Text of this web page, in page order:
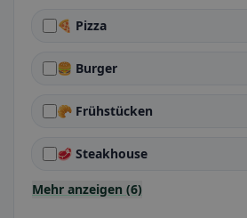
🍕 Pizza
🍔 Burger
🥐 Frühstücken
🥩 Steakhouse
Mehr anzeigen (6)